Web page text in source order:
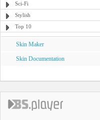
Sci-Fi
Stylish
Top 10
Skin Maker
Skin Documentation